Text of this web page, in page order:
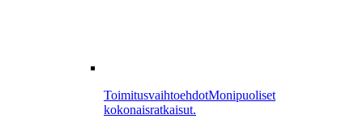
ToimitusvaihtoehdotMonipuoliset
kokonaisratkaisut.